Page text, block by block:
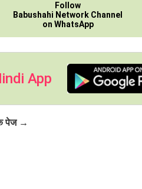
Follow
Babushahi Network Channel
on WhatsApp
App
पेज →